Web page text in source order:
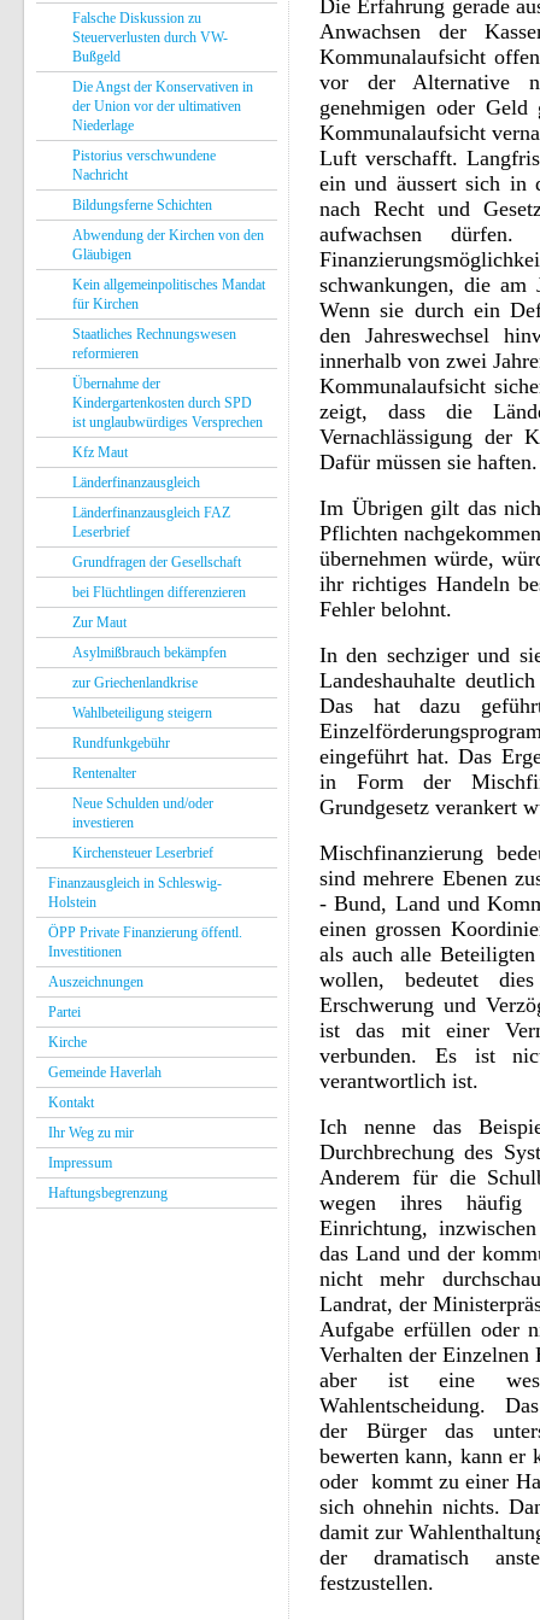
Falsche Diskussion zu
Steuerverlusten durch VW-
Bußgeld
Die Angst der Konservativen in
der Union vor der ultimativen
Niederlage
Pistorius verschwundene
Nachricht
Bildungsferne Schichten
Abwendung der Kirchen von den
Gläubigen
Kein allgemeinpolitisches Mandat
für Kirchen
Staatliches Rechnungswesen
reformieren
Übernahme der
Kindergartenkosten durch SPD
ist unglaubwürdiges Versprechen
Kfz Maut
Länderfinanzausgleich
Länderfinanzausgleich FAZ
Leserbrief
Grundfragen der Gesellschaft
bei Flüchtlingen differenzieren
Zur Maut
Asylmißbrauch bekämpfen
zur Griechenlandkrise
Wahlbeteiligung steigern
Rundfunkgebühr
Rentenalter
Neue Schulden und/oder
investieren
Kirchensteuer Leserbrief
Finanzausgleich in Schleswig-
Holstein
ÖPP Private Finanzierung öffentl.
Investitionen
Auszeichnungen
Partei
Kirche
Gemeinde Haverlah
Kontakt
Ihr Weg zu mir
Impressum
Haftungsbegrenzung
Die Erfahrung gerade
Anwachsen der
Kommunalaufsicht
vor der Alternative
genehmigen oder
Kommunalaufsicht
Luft verschafft.
ein und äussert sich in
nach Recht und
aufwachsen dürfen.
schwankungen, die am
Wenn sie durch ein
den Jahreswechsel
innerhalb von zwei
Kommunalaufsicht
zeigt, dass die
Vernachlässigung der
Dafür müssen sie haften.
Im Übrigen gilt das
Pflichten
übernehmen würde,
ihr richtiges Handeln
Fehler belohnt.
In den sechziger und
Landeshauhalte
Das hat dazu
eingeführt hat. Das
in Form der
Grundgesetz verankert
Mischfinanzierung
sind mehrere Ebenen
- Bund, Land und
einen grossen
als auch alle
wollen, bedeutet
Erschwerung und
ist das mit einer
verbunden. Es ist
verantwortlich ist.
Ich nenne das
Durchbrechung des
Anderem für die
wegen ihres häufig
Einrichtung,
das Land und der
nicht mehr
Landrat, der
Aufgabe erfüllen oder
Verhalten der
aber ist eine
Wahlentscheidung.
der Bürger das
bewerten kann, kann er
oder kommt zu einer
sich ohnehin nichts.
damit zur
der dramatisch
festzustellen.